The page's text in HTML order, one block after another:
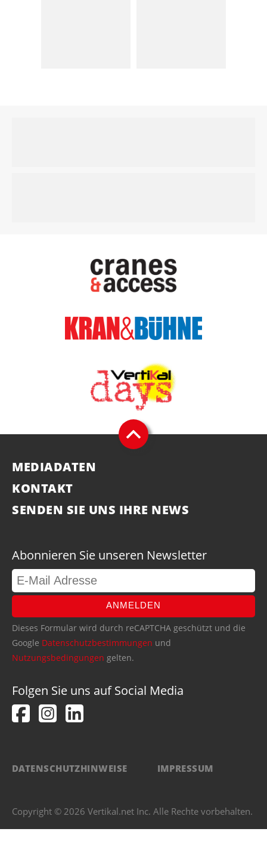
MEDIADATEN
KONTAKT
SENDEN SIE UNS IHRE NEWS
Abonnieren Sie unseren Newsletter
ANMELDEN
Dieses Formular wird durch reCAPTCHA geschützt und die
Google Datenschutzbestimmungen und
Nutzungsbedingungen gelten.
Folgen Sie uns auf Social Media
DATENSCHUTZHINWEISE IMPRESSUM
Copyright © 2026 Vertikal.net Inc. Alle Rechte vorbehalten.